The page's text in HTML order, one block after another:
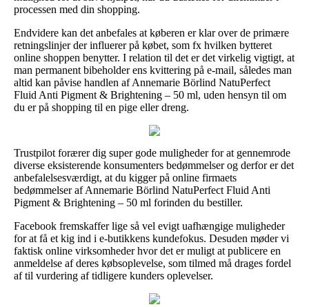
processen med din shopping.
Endvidere kan det anbefales at køberen er klar over de primære
retningslinjer der influerer på købet, som fx hvilken bytteret
online shoppen benytter. I relation til det er det virkelig vigtigt, at
man permanent bibeholder ens kvittering på e-mail, således man
altid kan påvise handlen af Annemarie Börlind NatuPerfect
Fluid Anti Pigment & Brightening – 50 ml, uden hensyn til om
du er på shopping til en pige eller dreng.
Trustpilot forærer dig super gode muligheder for at gennemrode
diverse eksisterende konsumenters bedømmelser og derfor er det
anbefalelsesværdigt, at du kigger på online firmaets
bedømmelser af Annemarie Börlind NatuPerfect Fluid Anti
Pigment & Brightening – 50 ml forinden du bestiller.
Facebook fremskaffer lige så vel evigt uafhængige muligheder
for at få et kig ind i e-butikkens kundefokus. Desuden møder vi
faktisk online virksomheder hvor det er muligt at publicere en
anmeldelse af deres købsoplevelse, som tilmed må drages fordel
af til vurdering af tidligere kunders oplevelser.